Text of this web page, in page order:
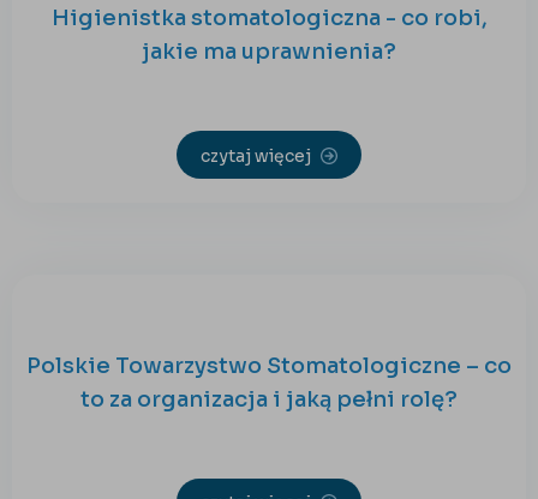
Higienistka stomatologiczna - co robi,
jakie ma uprawnienia?
czytaj więcej
Polskie Towarzystwo Stomatologiczne – co
to za organizacja i jaką pełni rolę?